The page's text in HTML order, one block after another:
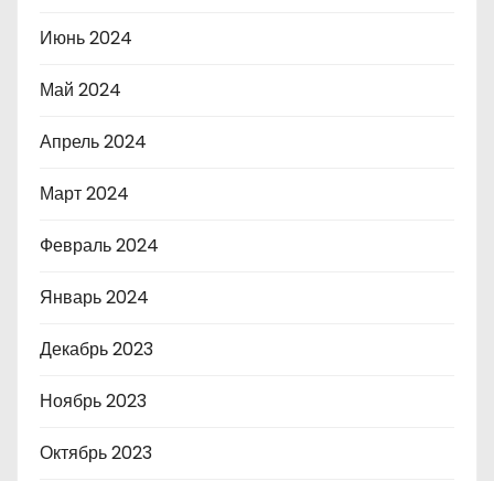
Июнь 2024
Май 2024
Апрель 2024
Март 2024
Февраль 2024
Январь 2024
Декабрь 2023
Ноябрь 2023
Октябрь 2023